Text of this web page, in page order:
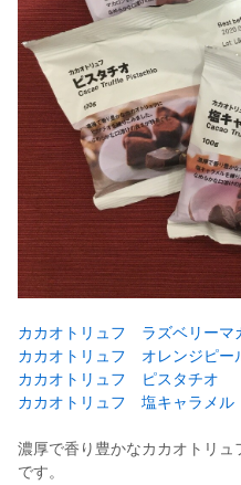
カカオトリュフ ラズベリーマ
カカオトリュフ オレンジピー
カカオトリュフ ピスタチオ
カカオトリュフ 塩キャラメル
濃厚で香り豊かなカカオトリ
です。